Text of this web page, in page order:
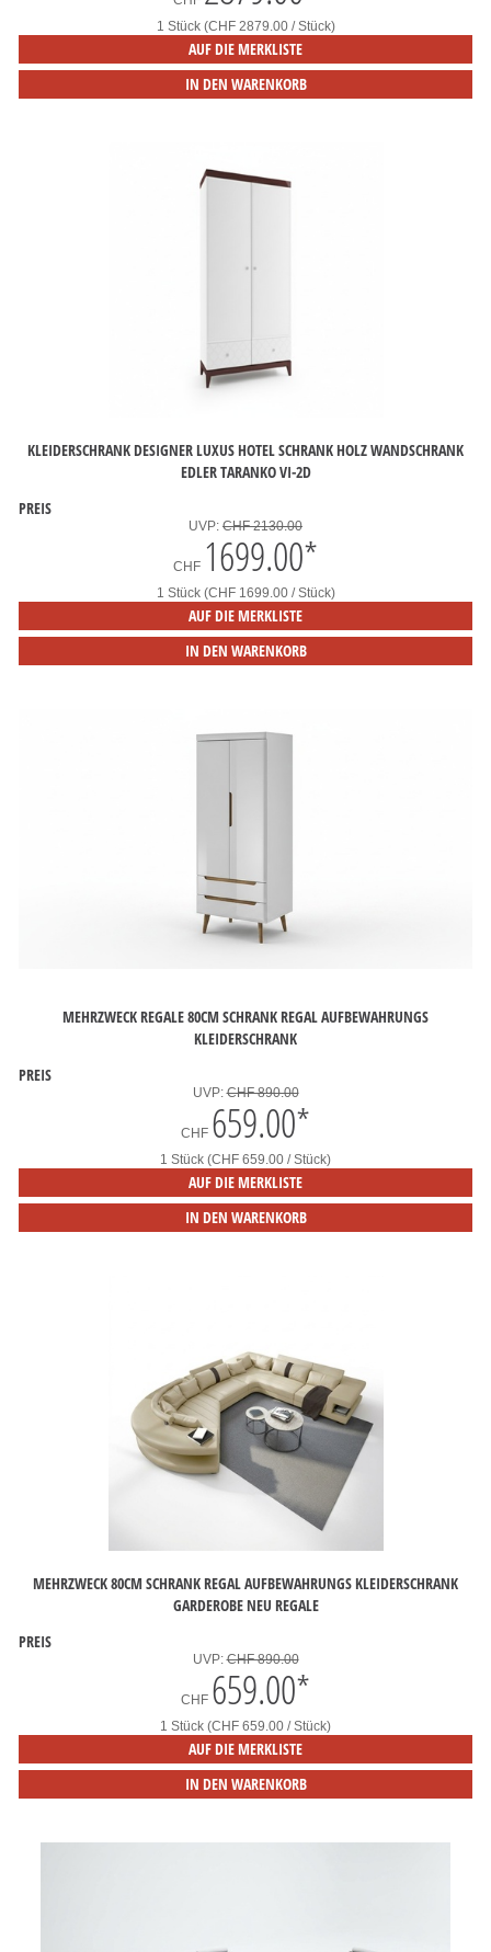
1 Stück (CHF 2879.00 / Stück)
AUF DIE MERKLISTE
IN DEN WARENKORB
KLEIDERSCHRANK DESIGNER LUXUS HOTEL SCHRANK HOLZ WANDSCHRANK
EDLER TARANKO VI-2D
PREIS
UVP: CHF 2130.00
CHF 1699.00*
1 Stück (CHF 1699.00 / Stück)
AUF DIE MERKLISTE
IN DEN WARENKORB
MEHRZWECK REGALE 80CM SCHRANK REGAL AUFBEWAHRUNGS
KLEIDERSCHRANK
PREIS
UVP:CHF 890.00
CHF 659.00*
1 Stück (CHF 659.00 / Stück)
AUF DIE MERKLISTE
IN DEN WARENKORB
MEHRZWECK 80CM SCHRANK REGAL AUFBEWAHRUNGS KLEIDERSCHRANK
GARDEROBE NEU REGALE
PREIS
UVP:CHF 890.00
CHF 659.00*
1 Stück (CHF 659.00 / Stück)
AUF DIE MERKLISTE
IN DEN WARENKORB